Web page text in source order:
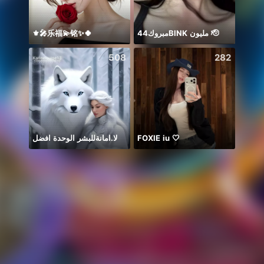
⚜️🎤乐福💫铭✨🍀 مبروك44BlNK مليون 🫡
508
لا.امانةللبشر الوحدة افضل
282
FOXIE iu 🤍